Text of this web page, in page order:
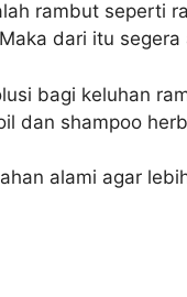
rambut seperti
dari itu
bagi keluhan
dan shampoo
alami agar